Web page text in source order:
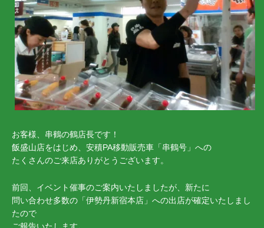
お客様、串鶴の鶴店長です！
飯盛山店をはじめ、安積PA移動販売車「串鶴号」への
たくさんのご来店ありがとうございます。
前回、イベント催事のご案内いたしましたが、新たに
問い合わせ多数の「伊勢丹新宿本店」への出店が確定いたしまし
たので